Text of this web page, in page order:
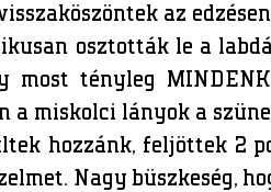
az
osztották le a
most tényleg
a miskolci lányok a
hozzánk, feljöttek 2
Nagy büszkeség,